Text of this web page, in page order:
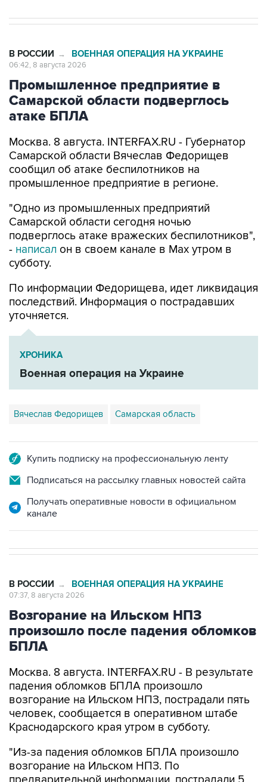
В РОССИИ → ВОЕННАЯ ОПЕРАЦИЯ НА УКРАИНЕ
06:42, 8 августа 2026
Промышленное предприятие в
Самарской области подверглось
атаке БПЛА
Москва. 8 августа. INTERFAX.RU - Губернатор
Самарской области Вячеслав Федорищев
сообщил об атаке беспилотников на
промышленное предприятие в регионе.
"Одно из промышленных предприятий
Самарской области сегодня ночью
подверглось атаке вражеских беспилотников",
- написал он в своем канале в Max утром в
субботу.
По информации Федорищева, идет ликвидация
последствий. Информация о пострадавших
уточняется.
ХРОНИКА
Военная операция на Украине
Вячеслав Федорищев Самарская область
Купить подписку на профессиональную ленту
Подписаться на рассылку главных новостей сайта
Получать оперативные новости в официальном
канале
В РОССИИ → ВОЕННАЯ ОПЕРАЦИЯ НА УКРАИНЕ
07:37, 8 августа 2026
Возгорание на Ильском НПЗ
произошло после падения обломков
БПЛА
Москва. 8 августа. INTERFAX.RU - В результате
падения обломков БПЛА произошло
возгорание на Ильском НПЗ, пострадали пять
человек, сообщается в оперативном штабе
Краснодарского края утром в субботу.
"Из-за падения обломков БПЛА произошло
возгорание на Ильском НПЗ. По